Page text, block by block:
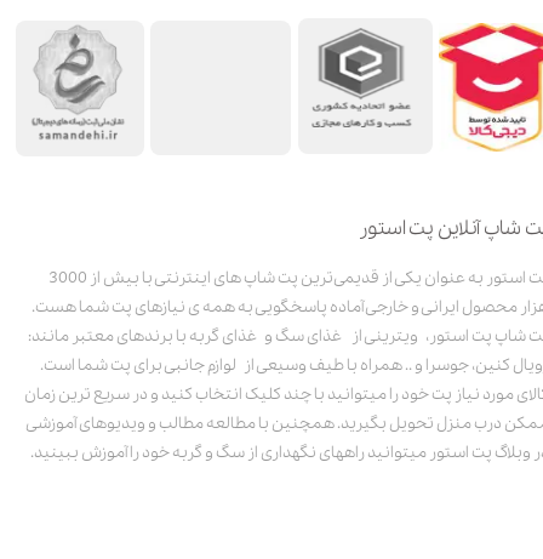
شاپ آنلاین پت استور
پت استور به عنوان یکی از قدیمی‌ترین پت شاپ های اینترنتی با بیش از 3000
محصول ایرانی و خارجی آماده پاسخگویی به همه ی نیازهای پت شما هست.
شاپ پت استور، ویترینی از غذای سگ و غذای گربه با برندهای معتبر مانند:
کنین، جوسرا و .. همراه با طیف وسیعی از لوازم جانبی برای پت شما است.
مورد نیاز پت خود را میتوانید با چند کلیک انتخاب کنید و در سریع ترین زمان
درب منزل تحویل بگیرید. همچنین با مطالعه مطالب و ویدیوهای آموزشی
وبلاگ پت استور میتوانید راههای نگهداری از سگ و گربه خود را آموزش ببینید.